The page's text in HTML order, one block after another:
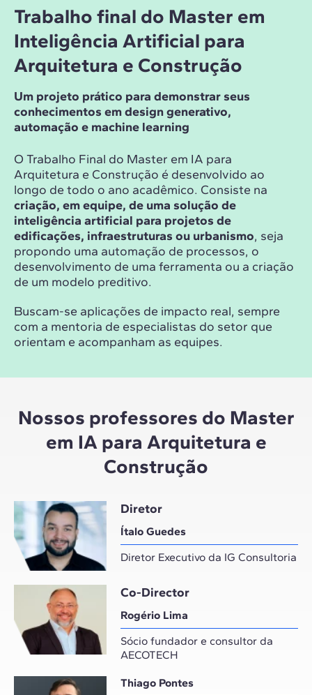
Trabalho final do Master em
Inteligência Artificial para
Arquitetura e Construção
Um projeto prático para demonstrar seus
conhecimentos em design generativo,
automação e machine learning
O Trabalho Final do Master em IA para
Arquitetura e Construção é desenvolvido ao
longo de todo o ano acadêmico. Consiste na
criação, em equipe, de uma solução de
inteligência artificial para projetos de
edificações, infraestruturas ou urbanismo, seja
propondo uma automação de processos, o
desenvolvimento de uma ferramenta ou a criação
de um modelo preditivo.
Buscam-se aplicações de impacto real, sempre
com a mentoria de especialistas do setor que
orientam e acompanham as equipes.
Nossos professores do Master
em IA para Arquitetura e
Construção
Diretor
Ítalo Guedes
Diretor Executivo da IG Consultoria
Co-Director
Rogério Lima
Sócio fundador e consultor da
AECOTECH
Thiago Pontes